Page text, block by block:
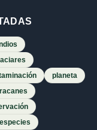
planeta
especies